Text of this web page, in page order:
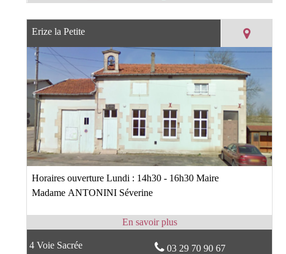
Erize la Petite
Horaires ouverture Lundi : 14h30 - 16h30 Maire
Madame ANTONINI Séverine
4 Voie Sacrée
03 29 70 90 67